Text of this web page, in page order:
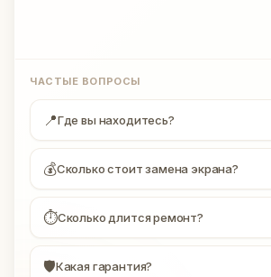
ЧАСТЫЕ ВОПРОСЫ
📍Где вы находитесь?
💰Сколько стоит замена экрана?
⏱Сколько длится ремонт?
🛡Какая гарантия?